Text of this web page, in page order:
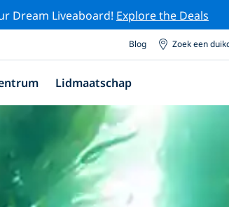
Dream Liveaboard! Explore the Deals
Blog Zoek een
Lidmaatschap